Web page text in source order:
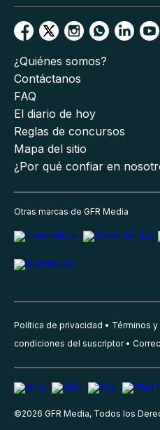
¿Quiénes somos?
Contáctanos
FAQ
El diario de hoy
Reglas de concursos
Mapa del sitio
¿Por qué confiar en
Otras marcas de GFR Media
Política de privacidad Términos
condiciones del suscriptor
©2026 GFR Media, Todos los